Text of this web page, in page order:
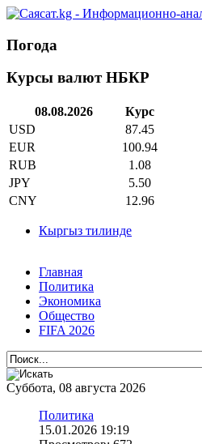
Погода
Курсы валют НБКР
08.08.2026
Курс
USD
87.45
EUR
100.94
RUB
1.08
JPY
5.50
CNY
12.96
Кыргыз тилинде
Главная
Политика
Экономика
Общество
FIFA 2026
Суббота, 08 августа 2026
Политика
15.01.2026 19:19